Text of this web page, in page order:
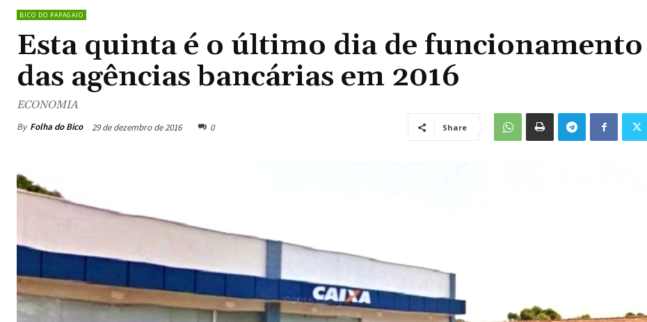
BICO DO PAPAGAIO
Esta quinta é o último dia de funcionamento
das agências bancárias em 2016
ECONOMIA
By Folha do Bico 29 de dezembro de 2016 0 Share